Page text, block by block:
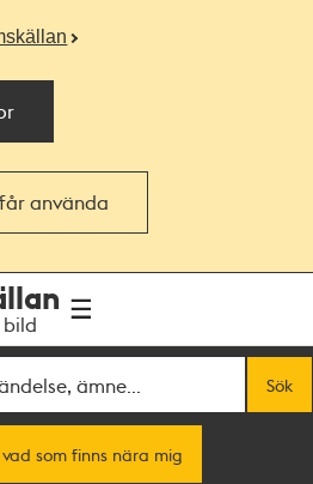
använda
Sök
som finns nära mig